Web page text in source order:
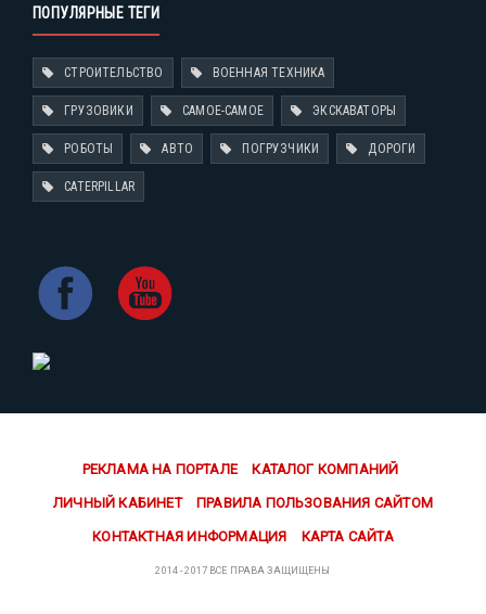
ПОПУЛЯРНЫЕ ТЕГИ
СТРОИТЕЛЬСТВО ВОЕННАЯ ТЕХНИКА
ГРУЗОВИКИ САМОЕ-САМОЕ ЭКСКАВАТОРЫ
РОБОТЫ АВТО ПОГРУЗЧИКИ ДОРОГИ
CATERPILLAR
РЕКЛАМА НА ПОРТАЛЕ КАТАЛОГ КОМПАНИЙ
ЛИЧНЫЙ КАБИНЕТ ПРАВИЛА ПОЛЬЗОВАНИЯ САЙТОМ
КОНТАКТНАЯ ИНФОРМАЦИЯ КАРТА САЙТА
2014 - 2017 ВСЕ ПРАВА ЗАЩИЩЕНЫ